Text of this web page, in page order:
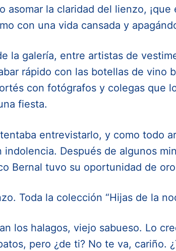
asomar la claridad del lienzo,
con una vida cansada y
la galería, entre artistas de
rápido con las botellas de vino
con fotógrafos y colegas que
fiesta.
entrevistarlo, y como todo
Después de algunos
Bernal tuvo su oportunidad de
Toda la colección “Hijas de la
los halagos, viejo sabueso. Lo
pero ¿de ti? No te va, cariño.